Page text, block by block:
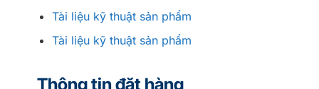
Tài liệu kỹ thuật sản phẩm
Tài liệu kỹ thuật sản phẩm
Thông tin đặt hàng